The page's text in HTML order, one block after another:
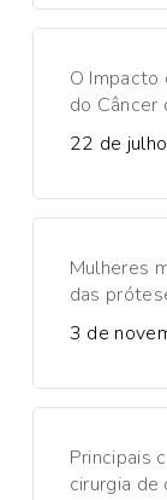
O Impacto
do Câncer
22 de
Mulheres
das
3 de
Principais
cirurgia de